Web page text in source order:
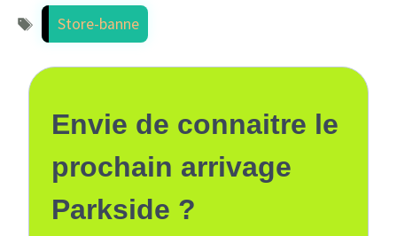
Étiquettes
Store-banne
Envie de connaitre le
prochain arrivage
Parkside ?